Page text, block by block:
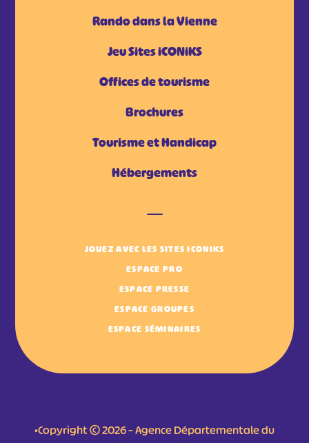
Rando dans la Vienne
Jeu Sites iCONiKS
Offices de tourisme
Brochures
Tourisme et Handicap
Hébergements
JOUEZ AVEC LES SITES ICONIKS
ESPACE PRO
ESPACE PRESSE
ESPACE GROUPES
ESPACE SÉMINAIRES
•Copyright © 2026 – Agence Départementale du